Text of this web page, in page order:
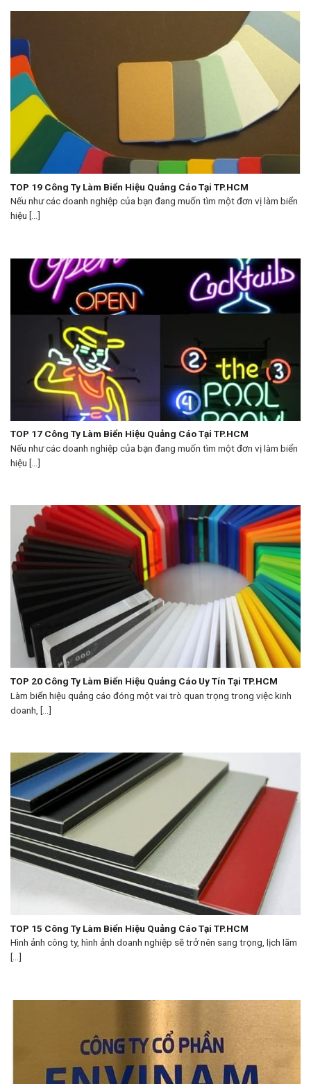
TOP 19 Công Ty Làm Biển Hiệu Quảng Cáo Tại TP.HCM
Nếu như các doanh nghiệp của bạn đang muốn tìm một đơn vị làm biển
hiệu [...]
TOP 17 Công Ty Làm Biển Hiệu Quảng Cáo Tại TP.HCM
Nếu như các doanh nghiệp của bạn đang muốn tìm một đơn vị làm biển
hiệu [...]
TOP 20 Công Ty Làm Biển Hiệu Quảng Cáo Uy Tín Tại TP.HCM
Làm biển hiệu quảng cáo đóng một vai trò quan trọng trong việc kinh
doanh, [...]
TOP 15 Công Ty Làm Biển Hiệu Quảng Cáo Tại TP.HCM
Hình ảnh công ty, hình ảnh doanh nghiệp sẽ trở nên sang trọng, lịch lãm
[...]